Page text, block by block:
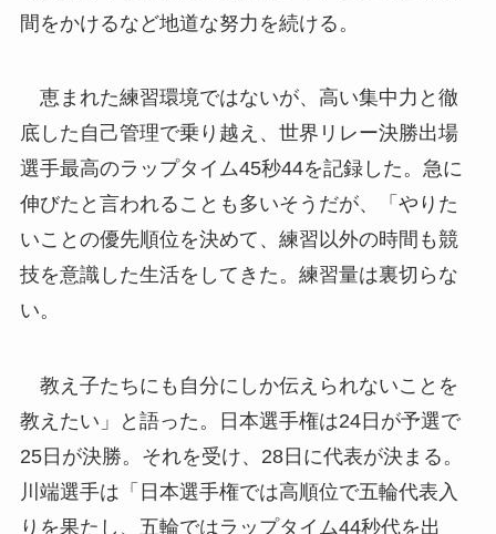
間をかけるなど地道な努力を続ける。
恵まれた練習環境ではないが、高い集中力と徹
底した自己管理で乗り越え、世界リレー決勝出場
選手最高のラップタイム45秒44を記録した。急に
伸びたと言われることも多いそうだが、「やりた
いことの優先順位を決めて、練習以外の時間も競
技を意識した生活をしてきた。練習量は裏切らな
い。
教え子たちにも自分にしか伝えられないことを
教えたい」と語った。日本選手権は24日が予選で
25日が決勝。それを受け、28日に代表が決まる。
川端選手は「日本選手権では高順位で五輪代表入
りを果たし、五輪ではラップタイム44秒代を出